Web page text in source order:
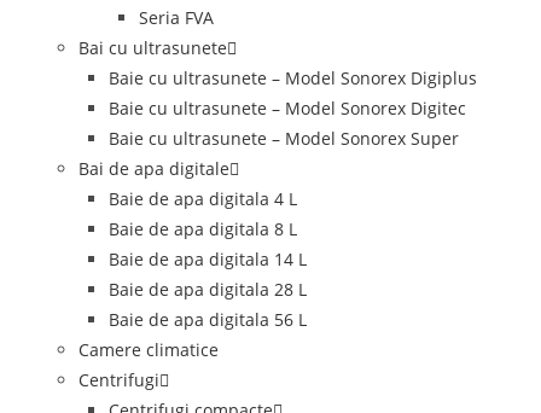
Seria FVA
Bai cu ultrasunete
Baie cu ultrasunete – Model Sonorex Digiplus
Baie cu ultrasunete – Model Sonorex Digitec
Baie cu ultrasunete – Model Sonorex Super
Bai de apa digitale
Baie de apa digitala 4 L
Baie de apa digitala 8 L
Baie de apa digitala 14 L
Baie de apa digitala 28 L
Baie de apa digitala 56 L
Camere climatice
Centrifugi